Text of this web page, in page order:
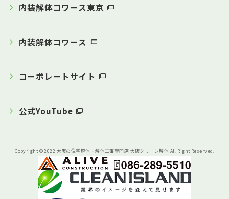
内装解体コワース東京
内装解体コワース
コーポレートサイト
公式YouTube
Copyright © 2022 大阪の住宅解体・解体工事専門店 大阪クリーン解体 All Right Reserved.